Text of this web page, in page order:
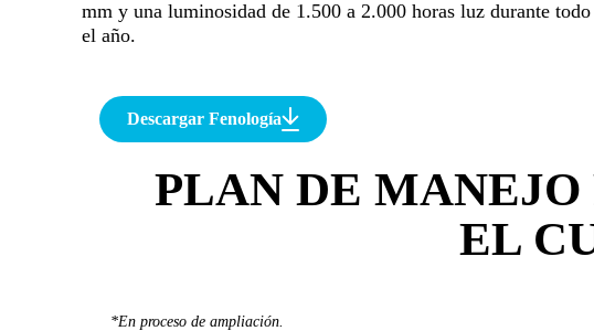
mm y una luminosidad de 1.500 a 2.000 horas luz durante todo
el año.
Descargar Fenología
PLAN DE MANEJO
EL
*En proceso de ampliación.